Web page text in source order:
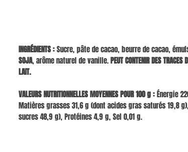
INGRÉDIENTS :Sucre, pâte de cacao, beurre de cacao,
SOJA, arôme naturel de vanille.PEUT CONTENIR DES TRACES
LAIT.
VALEURS NUTRITIONNELLES MOYENNES POUR 100 g :Énergie
Matières grasses 31,6 g (dont acides gras saturés 19,8
sucres 48,9 g), Protéines 4,9 g, Sel 0,01 g.